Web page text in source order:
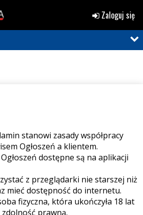
Zaloguj się
stanowi zasady współpracy
Ogłoszeń a klientem.
dostępne są na aplikacji
z przeglądarki nie starszej niż
mieć dostępność do internetu.
fizyczna, która ukończyła 18 lat
zdolność prawną.